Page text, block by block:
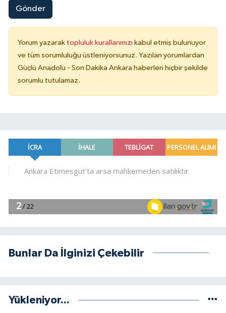
Gönder
Yorum yazarak topluluk kurallarımızı kabul etmiş bulunuyor
ve tüm sorumluluğu üstleniyorsunuz. Yazılan yorumlardan
Güçlü Anadolu - Son Dakika Ankara haberleri hiçbir şekilde
sorumlu tutulamaz.
Bunlar Da İlginizi Çekebilir
Yükleniyor...